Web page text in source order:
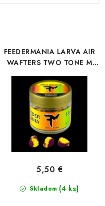
FEEDERMANIA LARVA AIR
WAFTERS TWO TONE M
Skladom (4 ks)
5,50 €